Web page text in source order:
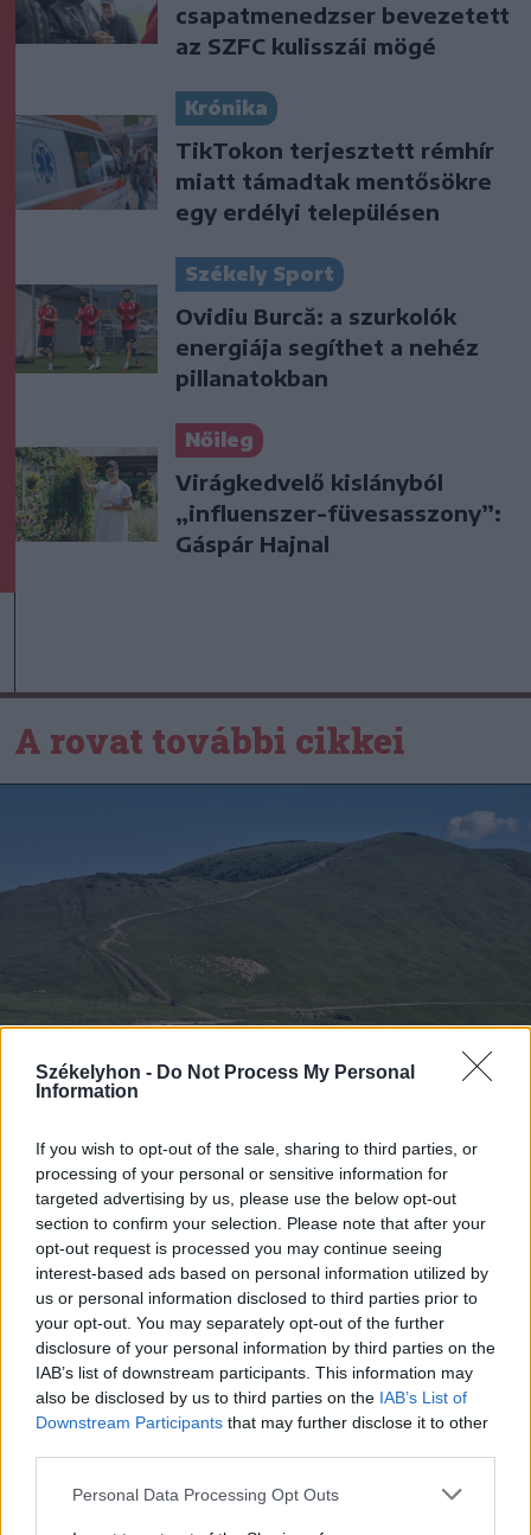
Székelyhon - Do Not Process My Personal
Information
If you wish to opt-out of the sale, sharing to third parties, or
processing of your personal or sensitive information for
targeted advertising by us, please use the below opt-out
section to confirm your selection. Please note that after your
opt-out request is processed you may continue seeing
interest-based ads based on personal information utilized by
us or personal information disclosed to third parties prior to
your opt-out. You may separately opt-out of the further
disclosure of your personal information by third parties on the
IAB’s list of downstream participants. This information may
also be disclosed by us to third parties on the IAB’s List of
Downstream Participants that may further disclose it to other
Personal Data Processing Opt Outs
csapatmenedzser bevezetett
az SZFC kulisszái mögé
Krónika
TikTokon terjesztett rémhír
miatt támadtak mentősökre
egy erdélyi településen
Székely Sport
Ovidiu Burcă: a szurkolók
energiája segíthet a nehéz
pillanatokban
Nőileg
Virágkedvelő kislányból
„influenszer-füvesasszony”:
Gáspár Hajnal
A rovat további cikkei
2026. augusztus 09., vasárnap
A Transalpinát is lepipálja a nagy
háború idején épült Strategica